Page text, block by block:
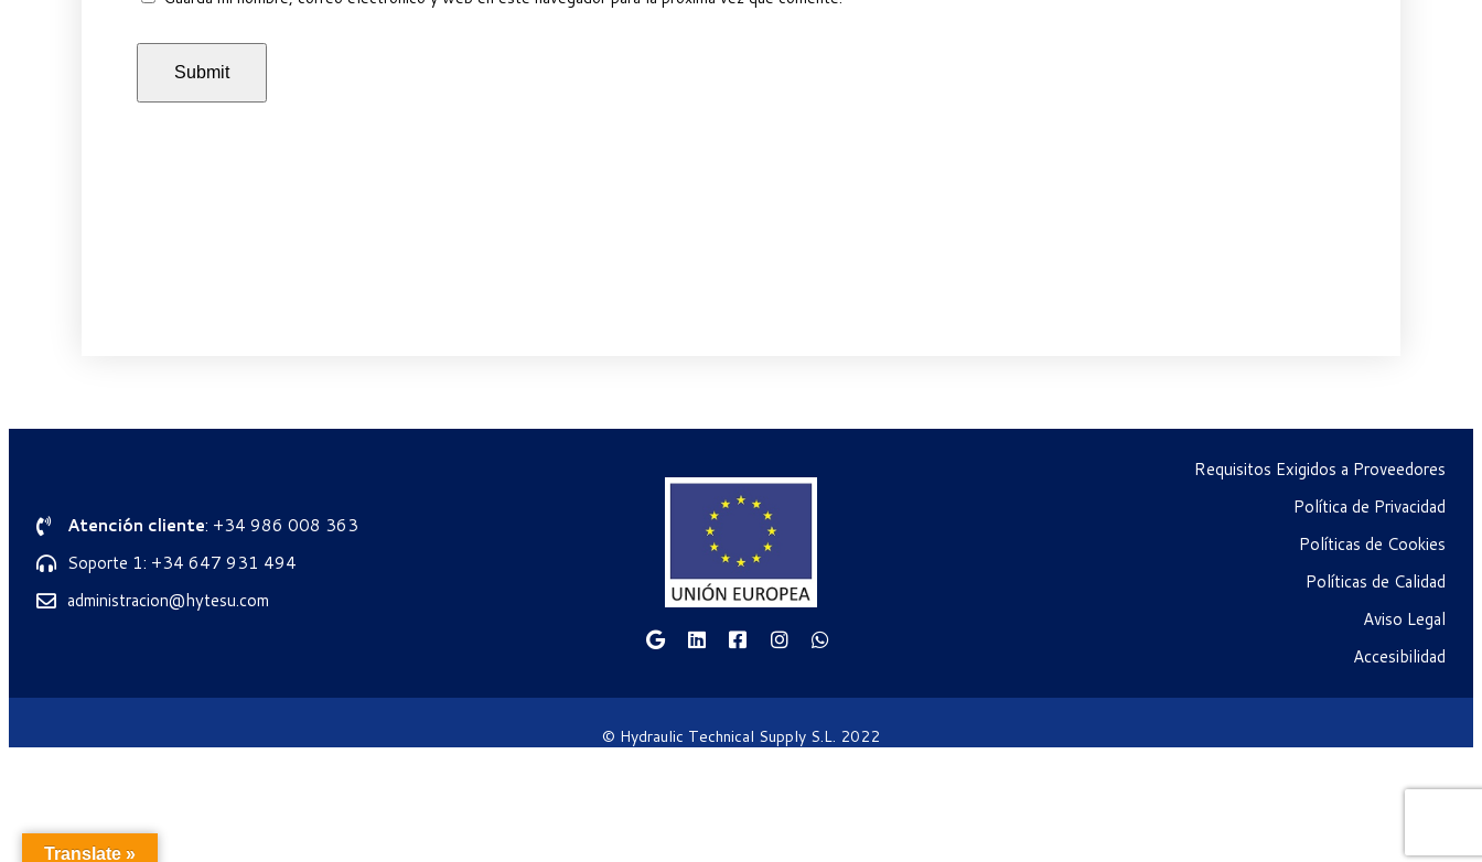
Atención cliente: +34 986 008 363
Soporte 1: +34 647 931 494
administracion@hytesu.com
Requisitos Exigidos a Proveedores
Política de Privacidad
Políticas de Cookies
Políticas de Calidad
Aviso Legal
Accesibilidad
© Hydraulic Technical Supply S.L. 2022
Translate »